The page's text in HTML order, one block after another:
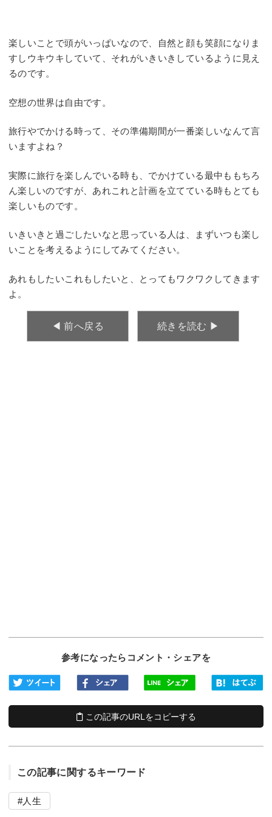
楽しいことで頭がいっぱいなので、自然と顔も笑顔になりま
すしウキウキしていて、それがいきいきしているように見え
るのです。
空想の世界は自由です。
旅行やでかける時って、その準備期間が一番楽しいなんて言
いますよね？
実際に旅行を楽しんでいる時も、でかけている最中ももちろ
ん楽しいのですが、あれこれと計画を立てている時もとても
楽しいものです。
いきいきと過ごしたいなと思っている人は、まずいつも楽し
いことを考えるようにしてみてください。
あれもしたいこれもしたいと、とってもワクワクしてきます
よ。
◀︎ 前へ戻る 続きを読む ▶︎
参考になったらコメント・シェアを
この記事のURLをコピーする
この記事に関するキーワード
人生